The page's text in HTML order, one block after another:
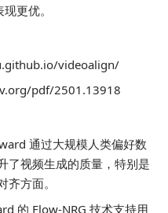
更优。
videoalign/
pdf/2501.13918
通过大规模人类偏好数
了视频生成的质量，特别是
方面。
的 Flow-NRG 技术支持用